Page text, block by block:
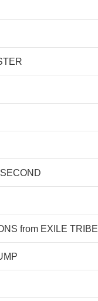
from EXILE TRIBE